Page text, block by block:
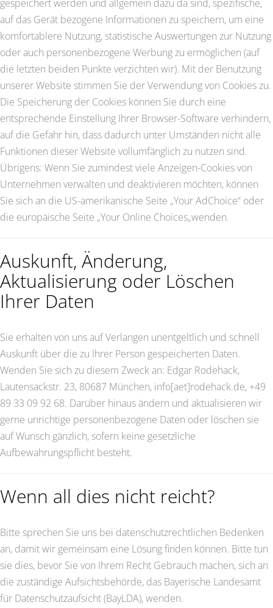
gespeichert werden und allgemein dazu da sind, spezifische,
auf das Gerät bezogene Informationen zu speichern, um eine
komfortablere Nutzung, statistische Auswertungen zur Nutzung
oder auch personenbezogene Werbung zu ermöglichen (auf
die letzten beiden Punkte verzichten wir). Mit der Benutzung
unserer Website stimmen Sie der Verwendung von Cookies zu.
Die Speicherung der Cookies können Sie durch eine
entsprechende Einstellung Ihrer Browser-Software verhindern,
auf die Gefahr hin, dass dadurch unter Umständen nicht alle
Funktionen dieser Website vollumfänglich zu nutzen sind.
Übrigens: Wenn Sie zumindest viele Anzeigen-Cookies von
Unternehmen verwalten und deaktivieren möchten, können
Sie sich an die US-amerikanische Seite „Your AdChoice“ oder
die europäische Seite „Your Online Choices„wenden.
Auskunft, Änderung,
Aktualisierung oder Löschen
Ihrer Daten
Sie erhalten von uns auf Verlangen unentgeltlich und schnell
Auskunft über die zu Ihrer Person gespeicherten Daten.
Wenden Sie sich zu diesem Zweck an: Edgar Rodehack,
Lautensackstr. 23, 80687 München, info[aet]rodehack.de, +49
89 33 09 92 68. Darüber hinaus ändern und aktualisieren wir
gerne unrichtige personenbezogene Daten oder löschen sie
auf Wunsch gänzlich, sofern keine gesetzliche
Aufbewahrungspflicht besteht.
Wenn all dies nicht reicht?
Bitte sprechen Sie uns bei datenschutzrechtlichen Bedenken
an, damit wir gemeinsam eine Lösung finden können. Bitte tun
sie dies, bevor Sie von Ihrem Recht Gebrauch machen, sich an
die zuständige Aufsichtsbehörde, das Bayerische Landesamt
für Datenschutzaufsicht (BayLDA), wenden.